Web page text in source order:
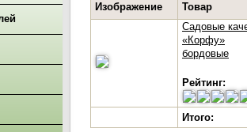
Изображение
Товар
Садовые
«Корфу»
бордовые
Рейтинг:
Итого: